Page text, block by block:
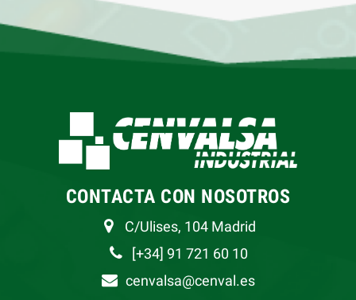
CONTACTA CON NOSOTROS
C/Ulises, 104 Madrid
[+34] 91 721 60 10
cenvalsa@cenval.es